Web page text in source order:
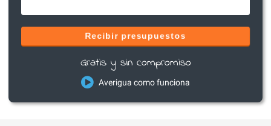
Recibir presupuestos
Gratis y sin compromiso
Averigua como funciona